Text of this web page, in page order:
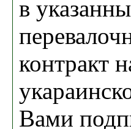
в
контракт
Вами